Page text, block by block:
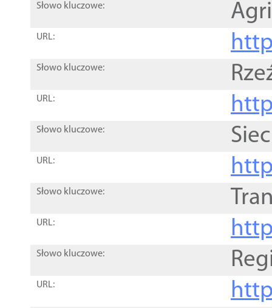
Słowo kluczowe:
URL:
Słowo kluczowe:
URL:
Słowo kluczowe:
URL:
Słowo kluczowe:
URL:
Słowo kluczowe:
URL: